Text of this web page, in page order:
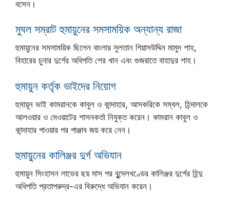
বসেন।
মুঘল সম্রাট হুমায়ুনের সমসাময়িক অন্যান্য রাজা
হুমায়ুনের সমসাময়িক ছিলেন বাংলার সুলতান গিয়াসউদ্দিন মামুদ শাহ,
বিহারের চুনার দুর্গের অধিপতি শের খান এবং গুজরাতে বাহাদুর শাহ।
হুমায়ুন কর্তৃক ভাইদের নিয়োগ
হুমায়ূন ভাই কামরানকে কাবুল ও কান্দাহার, আসকরিকে সম্বল, হিন্দালকে
আলওয়ার ও মেওয়াটের শাসনকর্তা নিযুক্ত করেন। কামরান কাবুল ও
কান্দাহার পাওয়ার পর পাঞ্জাব জয় করে নেন।
হুমায়ুনের কালিঞ্জর দুর্গ অভিযান
হুমায়ুন সিংহাসন লাভের ছয় মাস পর বুন্দেলখণ্ডের কালিঞ্জর দুর্গের হিন্দু
অধিপতি প্রতাপরুদ্র-এর বিরুদ্ধে অভিযান করেন।